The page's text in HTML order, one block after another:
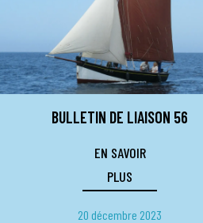
BULLETIN DE LIAISON 56
EN SAVOIR
PLUS
20 décembre 2023